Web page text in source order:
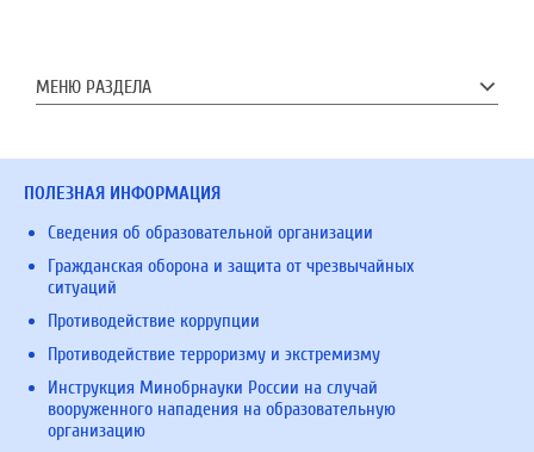
МЕНЮ РАЗДЕЛА
ПОЛЕЗНАЯ ИНФОРМАЦИЯ
Сведения об образовательной организации
Гражданская оборона и защита от чрезвычайных
ситуаций
Противодействие коррупции
Противодействие терроризму и экстремизму
Инструкция Минобрнауки России на случай
вооруженного нападения на образовательную
организацию